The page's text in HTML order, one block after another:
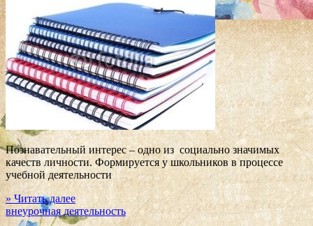
Познавательный интерес – одно из социально значимых
качеств личности. Формируется у школьников в процессе
учебной деятельности
» Читать далее
внеурочная деятельность